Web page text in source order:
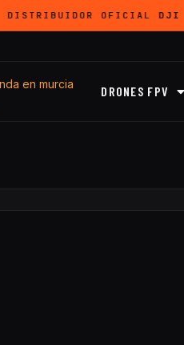
DISTRIBUIDOR OFICIALDJI
DRONES FPV